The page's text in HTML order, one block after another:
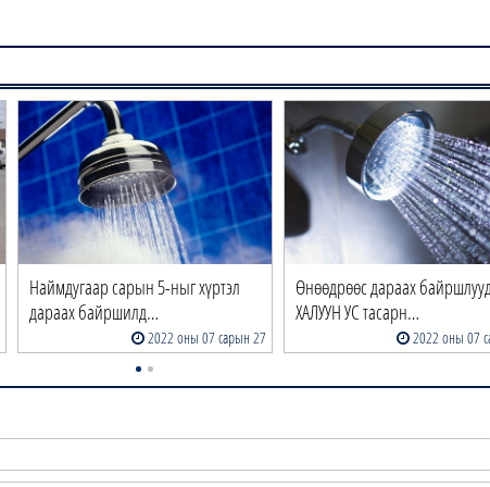
Наймдугаар сарын 5-ныг хүртэл
дараах байршилд…
2022 оны 07 сарын 27
Өнөөдрөөс дараах
ХАЛУУН УС тасарн…
2022 оны 07